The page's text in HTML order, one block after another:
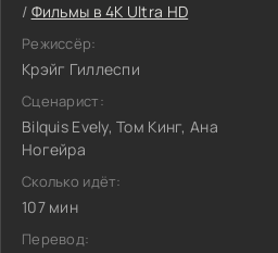
/ Фильмы в 4K Ultra HD
Режиссёр:
Крэйг Гиллеспи
Сценарист:
Bilquis Evely, Том Кинг, Ана
Ногейра
Сколько идёт:
107 мин
Перевод: